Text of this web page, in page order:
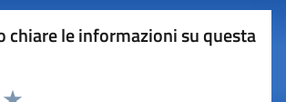
chiare le informazioni su questa